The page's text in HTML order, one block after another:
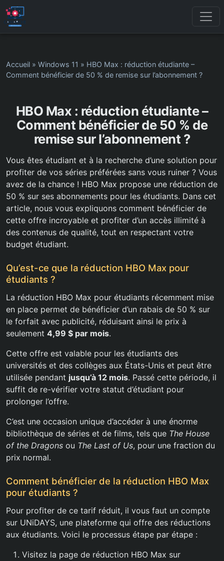
Accueil » Windows 11 » HBO Max : réduction étudiante –
Comment bénéficier de 50 % de remise sur l’abonnement ?
HBO Max : réduction étudiante –
Comment bénéficier de 50 % de
remise sur l’abonnement ?
Vous êtes étudiant et à la recherche d’une solution pour
profiter de vos séries préférées sans vous ruiner ? Vous
avez de la chance ! HBO Max propose une réduction de
50 % sur ses abonnements pour les étudiants. Dans cet
article, nous vous expliquons comment bénéficier de
cette offre incroyable et profiter d’un accès illimité à
des contenus de qualité, tout en respectant votre
budget étudiant.
Qu’est-ce que la réduction HBO Max pour
étudiants ?
La réduction HBO Max pour étudiants récemment mise
en place permet de bénéficier d’un rabais de 50 % sur
le forfait avec publicité, réduisant ainsi le prix à
seulement 4,99 $ par mois.
Cette offre est valable pour les étudiants des
universités et des collèges aux États-Unis et peut être
utilisée pendant jusqu’à 12 mois. Passé cette période, il
suffit de re-vérifier votre statut d’étudiant pour
prolonger l’offre.
C’est une occasion unique d’accéder à une énorme
bibliothèque de séries et de films, tels que The House
of the Dragons ou The Last of Us, pour une fraction du
prix normal.
Comment bénéficier de la réduction HBO Max
pour étudiants ?
Pour profiter de ce tarif réduit, il vous faut un compte
sur UNiDAYS, une plateforme qui offre des réductions
aux étudiants. Voici le processus étape par étape :
Visitez la page de réduction HBO Max sur